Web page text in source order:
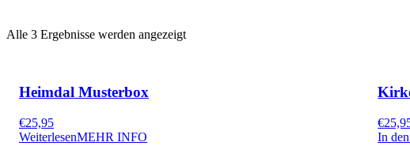
Alle 3 Ergebnisse werden angezeigt
Heimdal Musterbox
€25,95
WeiterlesenMEHR INFO
€
In